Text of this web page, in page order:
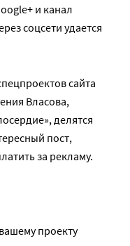
и канал
соцсети удается
сайта
Власова,
делятся
пост,
за рекламу.
проекту